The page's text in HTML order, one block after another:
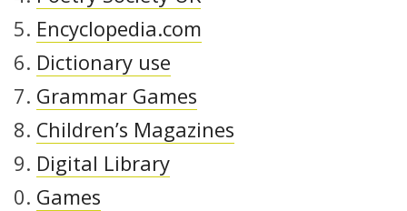
Encyclopedia.com
Dictionary use
Grammar Games
Children’s Magazines
Digital Library
Games